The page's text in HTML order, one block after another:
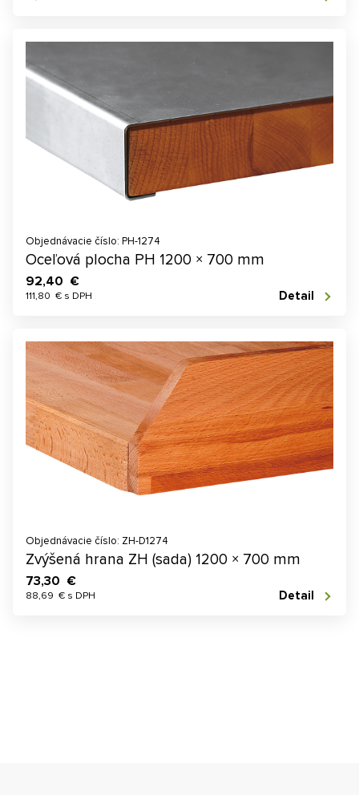
Objednávacie číslo: PH-1274
Oceľová plocha PH 1200 × 700 mm
92,40 €
111,80 € s DPH Detail
Objednávacie číslo: ZH-D1274
Zvýšená hrana ZH (sada) 1200 × 700 mm
73,30 €
88,69 € s DPH Detail